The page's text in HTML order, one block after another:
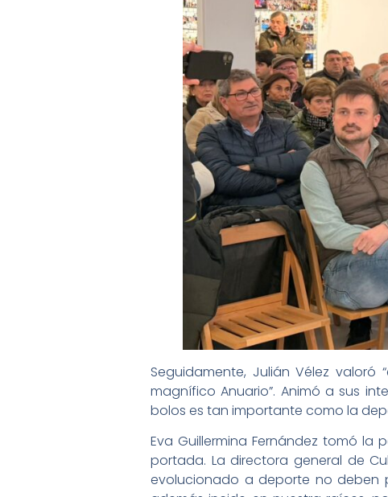
Seguidamente, Julián Vélez
magnífico Anuario”. Animó a sus
bolos es tan importante como la
Eva Guillermina Fernández tomó
portada. La directora general de
evolucionado a deporte no deben